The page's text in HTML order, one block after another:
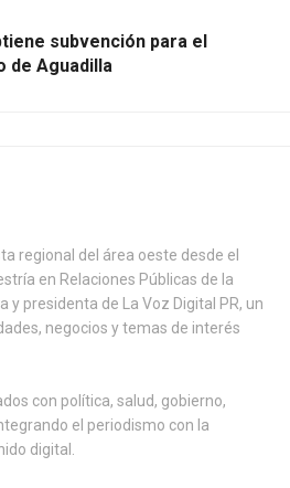
subvención para el
de Aguadilla
regional del área oeste desde el
en Relaciones Públicas de la
y presidenta de La Voz Digital PR, un
negocios y temas de interés
con política, salud, gobierno,
el periodismo con la
digital.